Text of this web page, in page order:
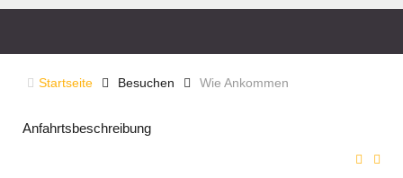
Startseite Besuchen Wie Ankommen
Anfahrtsbeschreibung